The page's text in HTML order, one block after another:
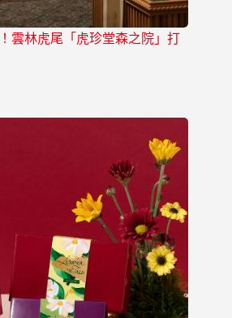
雲林虎尾「虎珍堂森之院」打